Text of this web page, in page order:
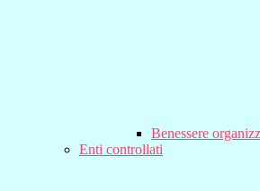
Benessere
Enti controllati